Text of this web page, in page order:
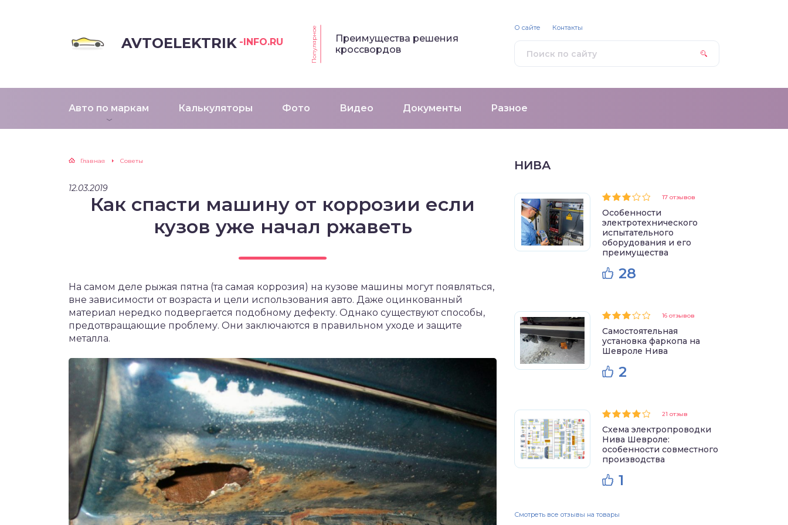
AVTOELEKTRIK -INFO.RU Популярное
Преимущества решения
кроссвордов
Авто по маркам Калькуляторы Фото Видео Документы Разное
О сайте Контакты
Главная Советы
12.03.2019
Как спасти машину от коррозии если
кузов уже начал ржаветь
На самом деле рыжая пятна (та самая коррозия) на кузове машины могут появляться,
вне зависимости от возраста и цели использования авто. Даже оцинкованный
материал нередко подвергается подобному дефекту. Однако существуют способы,
предотвращающие проблему. Они заключаются в правильном уходе и защите
металла.
НИВА
17 отзывов
Особенности
электротехнического
испытательного
оборудования и его
преимущества
28
16 отзывов
Самостоятельная
установка фаркопа на
Шевроле Нива
2
21 отзыв
Схема электропроводки
Нива Шевроле:
особенности совместного
производства
1
Смотреть все отзывы на товары